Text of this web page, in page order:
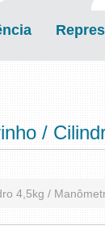
/
4,5kg /